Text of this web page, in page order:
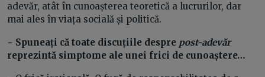
adevăr, atât în cunoașterea teoretică a lucrurilor, dar
mai ales în viața socială și politică.
− Spuneați că toate discuțiile despre post-adevăr
reprezintă simptome ale unei frici de cunoaștere…